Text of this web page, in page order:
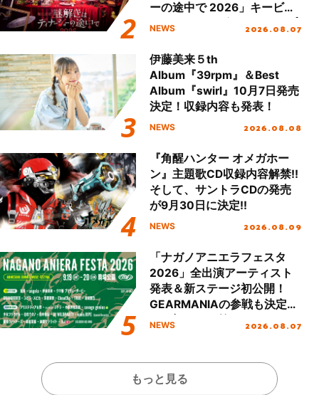
ーの途中で 2026」キービジ
ュアル＆グッズラインナップ
NEWS 2026.08.07
伊藤美来５th
Album『39rpm』＆Best
Album『swirl』10月7日発売
決定！収録内容も発表！
NEWS 2026.08.08
『角醒ハンター オメガホー
ン』主題歌CD収録内容解禁!!
そして、サントラCDの発売
が9月30日に決定!!
NEWS 2026.08.09
「ナガノアニエラフェスタ
2026」全出演アーティスト
発表＆新ステージ初公開！
GEARMANIAの参戦も決定
し、初となる第3ステージの
NEWS 2026.08.07
もっと見る